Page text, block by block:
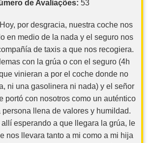
de Avaliações: 53
Hoy, por desgracia, nuestra coche nos
en medio de la nada y el seguro nos
de taxis a que nos recogiera.
con la grúa o con el seguro (4h
vinieran a por el coche donde no
ni una gasolinera ni nada) y el señor
portó con nosotros como un auténtico
llena de valores y humildad.
esperando a que llegara la grúa, le
nos llevara tanto a mi como a mi hija